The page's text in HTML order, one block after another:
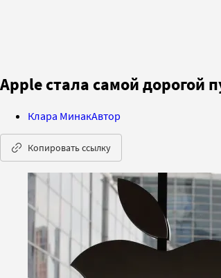
Apple стала самой дорогой
Клара МинакАвтор
Копировать ссылку